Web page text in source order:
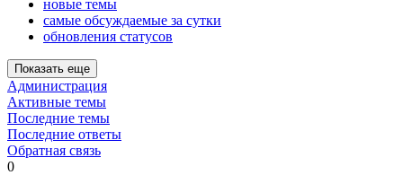
новые темы
самые обсуждаемые за сутки
обновления статусов
Показать еще
Администрация
Активные темы
Последние темы
Последние ответы
Обратная связь
0